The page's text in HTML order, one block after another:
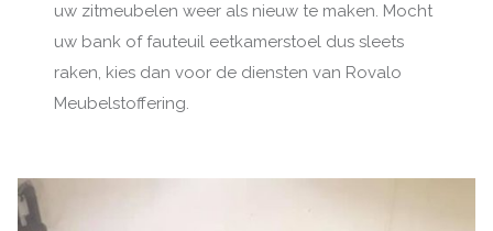
uw zitmeubelen weer als nieuw te maken. Mocht
uw bank of fauteuil eetkamerstoel dus sleets
raken, kies dan voor de diensten van Rovalo
Meubelstoffering.